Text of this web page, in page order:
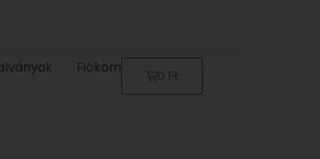
Fiókom 0 Ft
Kosár